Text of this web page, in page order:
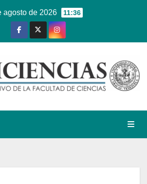
agosto de 2026 11:36